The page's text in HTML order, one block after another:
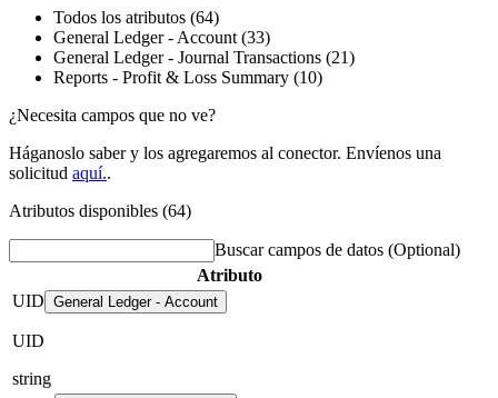
Todos los atributos (64)
General Ledger - Account (33)
General Ledger - Journal Transactions (21)
Reports - Profit & Loss Summary (10)
¿Necesita campos que no ve?
Háganoslo saber y los agregaremos al conector. Envíenos una
solicitud aquí..
Atributos disponibles (64)
Buscar campos de datos (Optional)
Atributo
UID General Ledger - Account
UID
string